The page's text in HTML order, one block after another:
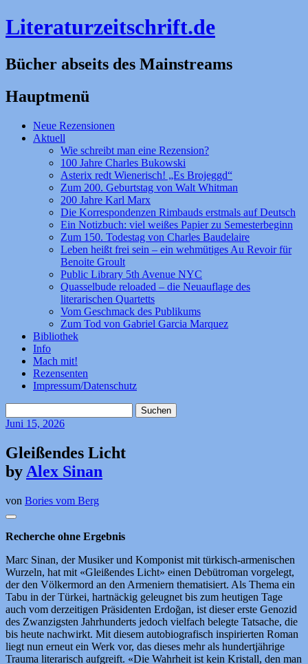
Literaturzeitschrift.de
Bücher abseits des Mainstreams
Hauptmenü
Zum
Inhalt
Neue Rezensionen
Aktuell
Wie schreibt man eine Rezension?
100 Jahre Charles Bukowski
Asterix redt Wienerisch! „Es Brojeggd“
Zum 200. Geburtstag von Walt Whitman
200 Jahre Karl Marx
Die Korrespondenzen Rimbauds erstmals auf Deutsch
Ein Notizbuch: viel weißes Papier zu Semesterbeginn
Zum 150. Todestag von Charles Baudelaire
Leben heißt frei sein – ein wehmütiges Au Revoir für
Benoite Groult
Public Library 5th Avenue NYC
Quasselbude reloaded – die Neuauflage des
literarischen Quartetts
Vom Geschmack des Publikums
Zum Tod von Gabriel Garcia Marquez
Bibliothek
Info
Mach mit!
Rezensenten
Impressum/Datenschutz
nach:
Juni 15, 2026
Gleißendes Licht
by Alex Sinan
von Bories vom Berg
Recherche ohne Ergebnis
Marc Sinan, der Musiker und Komponist mit türkisch-armenischen
Wurzeln, hat mit «Gleißendes Licht» einen Debütroman vorgelegt,
der den Völkermord an den Armeniern thematisiert. Als Thema ein
Tabu in der Türkei, hartnäckig geleugnet bis zum heutigen Tage
auch vom derzeitigen Präsidenten Erdoğan, ist dieser erste Genozid
des Zwanzigsten Jahrhunderts jedoch vielfach belegte Tatsache, die
bis heute nachwirkt. Mit diesem autobiografisch inspirierten Roman
liegt nun erneut ein Werk vor, das dieses mehr als hundertjährige
Trauma literarisch aufgreift. «Die Wahrheit ist kein Kristall, den man